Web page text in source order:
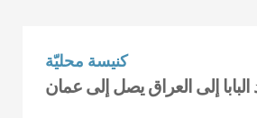
كنيسة محليّة
إلى العراق يصل إلى عمان